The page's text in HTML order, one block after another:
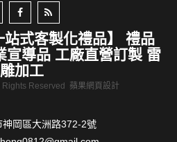
站式客製化禮品】 禮品
宣導品 工廠直營訂製 雷
雕加工
Reserved 蘋果網頁設計
神岡區大洲路372-2號